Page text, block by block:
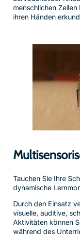
menschlichen
ihren Händen
Tauchen Sie Ihre
dynamische
Durch den Einsatz
visuelle, auditive,
Aktivitäten können
während des